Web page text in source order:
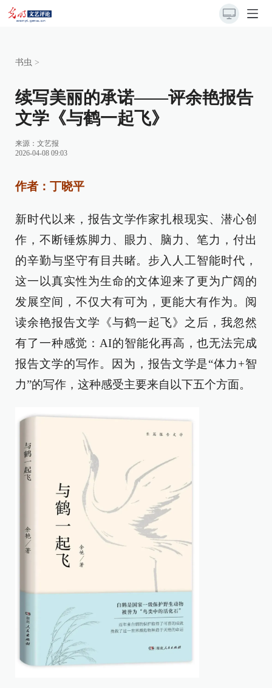
书虫 >
续写美丽的承诺——评余艳报告
文学《与鹤一起飞》
来源： 文艺报
2026-04-08 09:03
作者：丁晓平
新时代以来，报告文学作家扎根现实、潜心创
作，不断锤炼脚力、眼力、脑力、笔力，付出
的辛勤与坚守有目共睹。步入人工智能时代，
这一以真实性为生命的文体迎来了更为广阔的
发展空间，不仅大有可为，更能大有作为。阅
读余艳报告文学《与鹤一起飞》之后，我忽然
有了一种感觉：AI的智能化再高，也无法完成
报告文学的写作。因为，报告文学是“体力+智
力”的写作，这种感受主要来自以下五个方面。